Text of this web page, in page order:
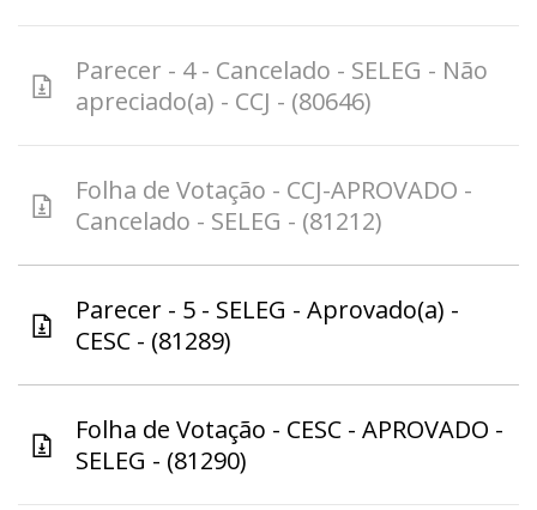
Parecer - 4 - Cancelado - SELEG - Não
apreciado(a) - CCJ - (80646)
Folha de Votação - CCJ-APROVADO -
Cancelado - SELEG - (81212)
Parecer - 5 - SELEG - Aprovado(a) -
CESC - (81289)
Folha de Votação - CESC - APROVADO -
SELEG - (81290)